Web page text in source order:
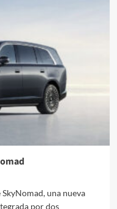
una nueva
por dos